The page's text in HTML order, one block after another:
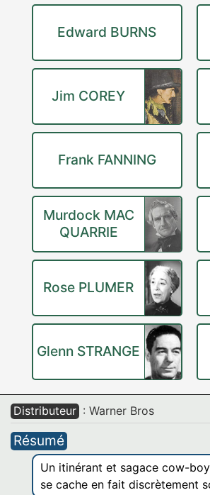
Edward BURNS
Jim COREY
Frank FANNING
Murdock MAC
QUARRIE
Rose PLUMER
Glenn STRANGE
Distributeur : Warner Bros
Résumé
Un itinérant et sagace cow-
se cache en fait discrètement